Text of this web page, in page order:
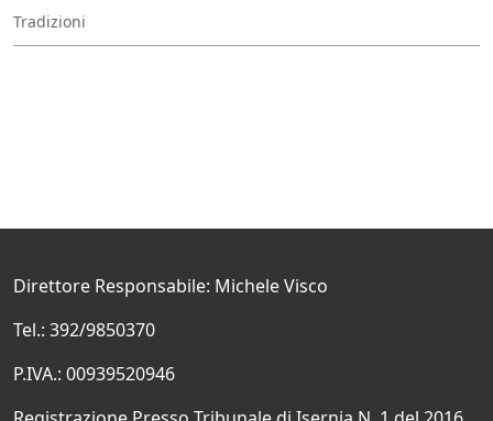
Tradizioni
Direttore Responsabile: Michele Visco
Tel.: 392/9850370
P.IVA.: 00939520946